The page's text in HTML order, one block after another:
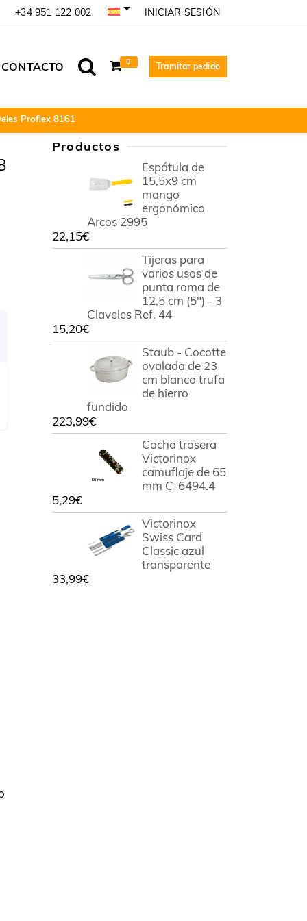
+34 951 122 002 INICIAR SESIÓN
CONTACTO 0 Tramitar pedido
Proflex 8161
Productos
Espátula de
15,5x9 cm
mango
ergonómico
Arcos 2995
22,15€
Tijeras para
varios usos de
punta roma de
12,5 cm (5") - 3
Claveles Ref. 44
15,20€
Staub - Cocotte
ovalada de 23
cm blanco trufa
de hierro
fundido
223,99€
Cacha trasera
Victorinox
camuflaje de 65
mm C-6494.4
5,29€
Victorinox
Swiss Card
Classic azul
transparente
33,99€